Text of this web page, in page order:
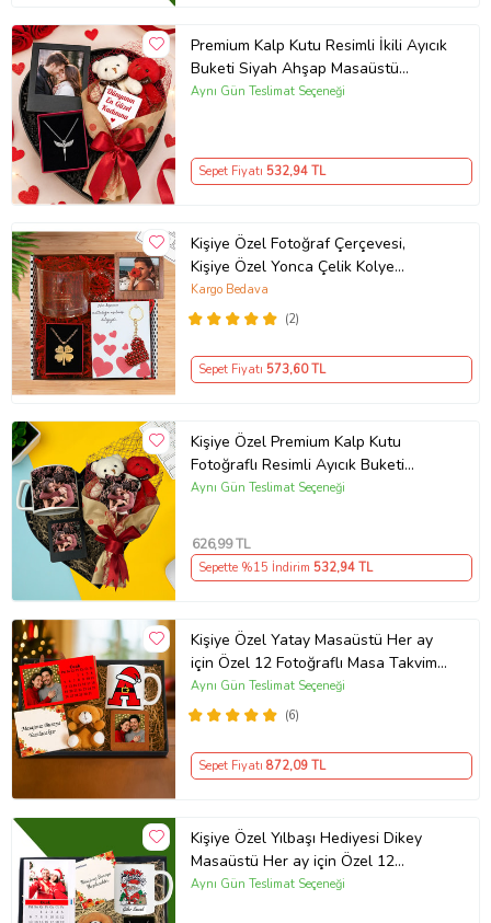
Hediye, Sevgili, Yıl Dönümü, Kadın, Unisex, Arkadaşa, Kendime, İş
Arkadaşına alınabilecek ve onları özel hissettirecek muhteşem bir
hediye seçeneği olacaktır.
Ürün Kodu:kcm69026778
Premium Kalp Kutu Resimli İkili Ayıcık
Buketi Siyah Ahşap Masaüstü
Fotoğraf Çerçeve Gümüş Kaplama
Aynı Gün Teslimat Seçeneği
Sepet Fiyatı 532,94 TL
Kişiye Özel Fotoğraf Çerçevesi,
Kişiye Özel Yonca Çelik Kolye
,Pinterest Cam Kupa, Kalp İnci
Anahtarlık Hediye Seti
(2)
Kargo Bedava
Sepet Fiyatı 573,60 TL
Kişiye Özel Premium Kalp Kutu
Fotoğraflı Resimli Ayıcık Buketi
Resimli Çay Ve Nescafe Fincanı
Aynı Gün Teslimat Seçeneği
626,99 TL
Sepette %15 İndirim 532,94 TL
Kişiye Özel Yatay Masaüstü Her ay
için Özel 12 Fotoğraflı Masa Takvim
Ve Kupa Bardak Peluş Ayıcık Ahşap
Çerçeve
(6)
Aynı Gün Teslimat Seçeneği
Sepet Fiyatı 872,09 TL
Kişiye Özel Yılbaşı Hediyesi Dikey
Masaüstü Her ay için Özel 12
Fotoğraflı Masa Takvimi Ve Kupa
Aynı Gün Teslimat Seçeneği